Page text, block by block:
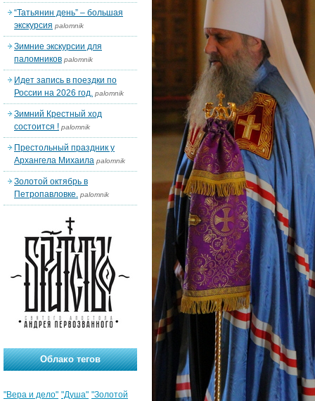
“Татьянин день” – большая
экскурсия palomnik
Зимние экскурсии для
паломников palomnik
Идет запись в поездки по
России на 2026 год. palomnik
Зимний Крестный ход
состоится ! palomnik
Престольный праздник у
Архангела Михаила palomnik
Золотой октябрь в
Петропавловке. palomnik
Облако тегов
"Вера и дело" "Душа" "Золотой